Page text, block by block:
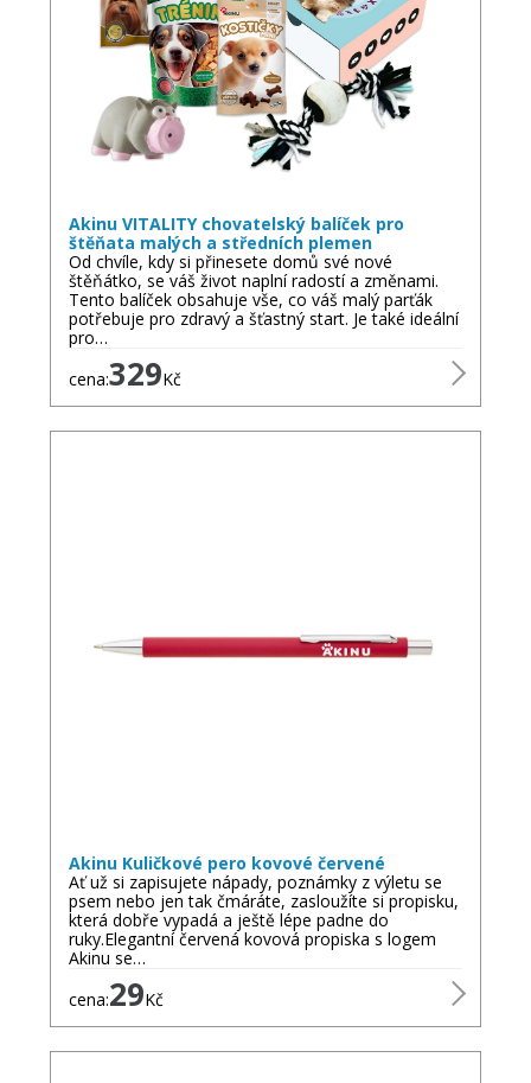
Akinu VITALITY chovatelský balíček pro
štěňata malých a středních plemen
Od chvíle, kdy si přinesete domů své nové
štěňátko, se váš život naplní radostí a změnami.
Tento balíček obsahuje vše, co váš malý parťák
potřebuje pro zdravý a šťastný start. Je také ideální
pro…
cena:329Kč
Akinu Kuličkové pero kovové červené
Ať už si zapisujete nápady, poznámky z výletu se
psem nebo jen tak čmáráte, zasloužíte si propisku,
která dobře vypadá a ještě lépe padne do
ruky.Elegantní červená kovová propiska s logem
Akinu se…
cena:29Kč